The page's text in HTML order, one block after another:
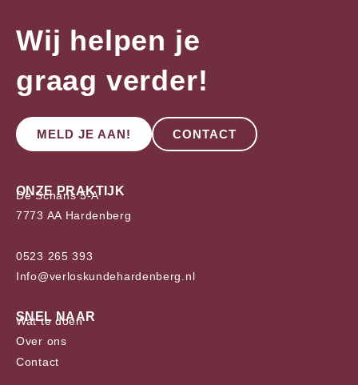
Wij helpen je
graag verder!
MELD JE AAN! CONTACT
ONZE PRAKTIJK
De Schans 5-A
7773 AA Hardenberg
0523 265 393
Info@verloskundehardenberg.nl
SNEL NAAR
Wat te doen
Over ons
Contact